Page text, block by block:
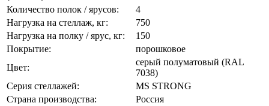
Количество полок / ярусов:
4
Нагрузка на стеллаж, кг:
750
Нагрузка на полку / ярус, кг:
150
Покрытие:
порошковое
Цвет:
cерый полуматовый (RAL
7038)
Серия стеллажей:
MS STRONG
Страна производства:
Россия